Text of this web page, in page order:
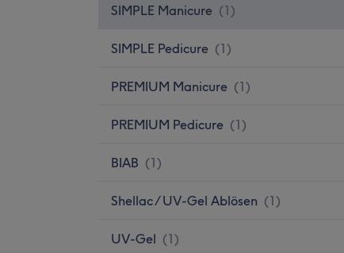
SIMPLE Manicure (1 )
SIMPLE Pedicure (1)
PREMIUM Manicure (1)
PREMIUM Pedicure (1)
BIAB (1)
Shellac / UV-Gel Ablösen (1)
UV-Gel (1)